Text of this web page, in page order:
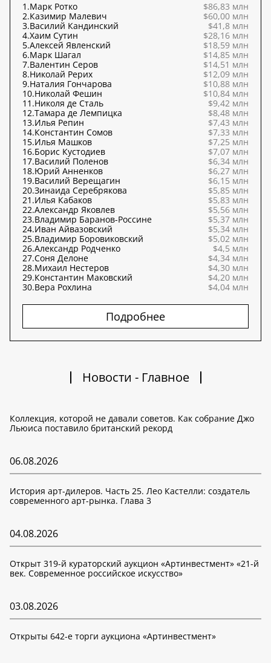
1.Марк Ротко
$86,83 млн
2.Казимир Малевич
$60,00 млн
3.Василий Кандинский
$41,8 млн
4.Хаим Сутин
$28,16 млн
5.Алексей Явленский
$18,59 млн
6.Марк Шагал
$14,85 млн
7.Валентин Серов
$14,51 млн
8.Николай Рерих
$12,09 млн
9.Наталия Гончарова
$10,88 млн
10.Николай Фешин
$10,84 млн
11.Николя де Сталь
$9,42 млн
12.Тамара де Лемпицка
$8,48 млн
13.Илья Репин
$7,43 млн
14.Константин Сомов
$7,33 млн
15.Илья Машков
$7,25 млн
16.Борис Кустодиев
$7,07 млн
17.Василий Поленов
$6,34 млн
18.Юрий Анненков
$6,27 млн
19.Василий Верещагин
$6,15 млн
20.Зинаида Серебрякова
$5,85 млн
21.Илья Кабаков
$5,83 млн
22.Александр Яковлев
$5,56 млн
23.Владимир Баранов-Россине
$5,37 млн
24.Иван Айвазовский
$5,34 млн
25.Владимир Боровиковский
$5,02 млн
26.Александр Родченко
$4,5 млн
27.Соня Делоне
$4,34 млн
28.Михаил Нестеров
$4,30 млн
29.Константин Маковский
$4,20 млн
30.Вера Рохлина $4,04 млн
Подробнее
Новости - Главное
Коллекция, которой не давали советов. Как собрание Джо
Льюиса поставило британский рекорд
06.08.2026
История арт-дилеров. Часть 25. Лео Кастелли: создатель
современного арт-рынка. Глава 3
04.08.2026
Открыт 319-й кураторский аукцион «Артинвестмент» «21-й
век. Современное российское искусство»
03.08.2026
Открыты 642-е торги аукциона «Артинвестмент»